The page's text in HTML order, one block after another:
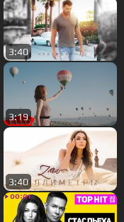
3:40
3:19
3:40